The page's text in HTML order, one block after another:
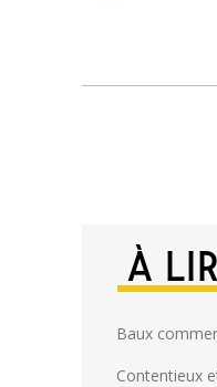
À
Baux
Contentieux